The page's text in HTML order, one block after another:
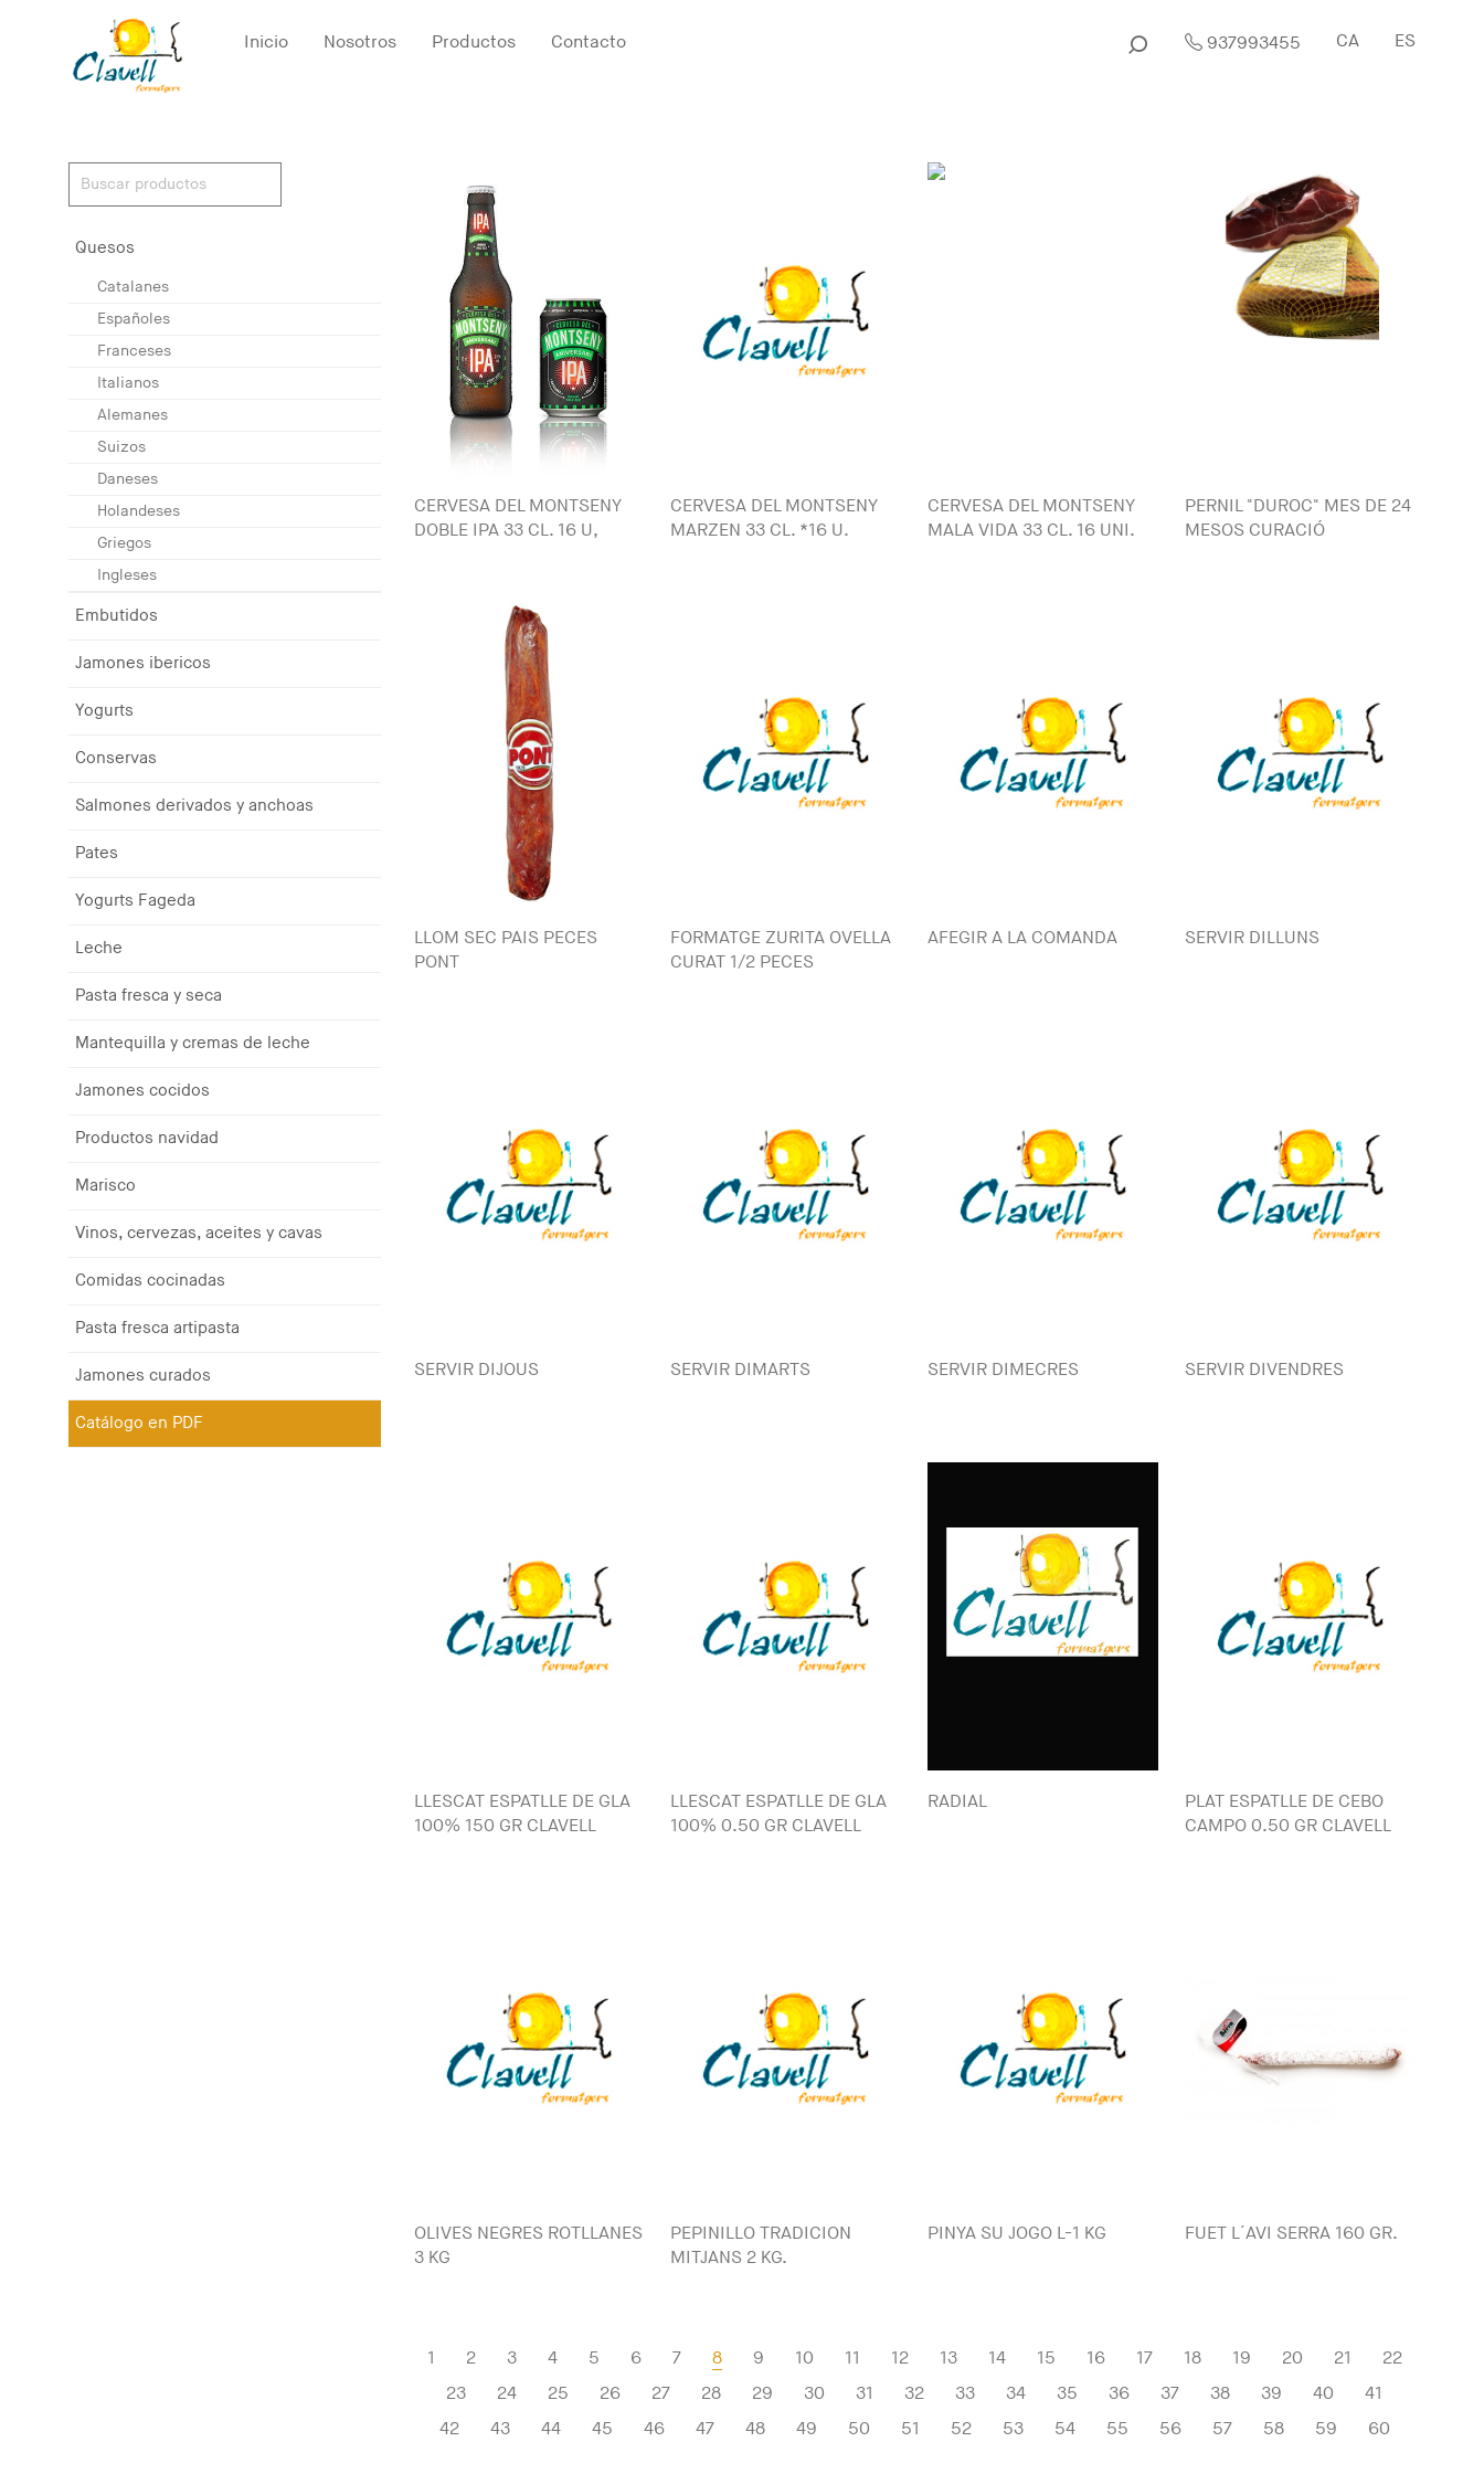
Inicio Nosotros Productos Contacto 937993455 CA ES
Quesos
Catalanes
Españoles
Franceses
Italianos
Alemanes
Suizos
Daneses
Holandeses
Griegos
Ingleses
Embutidos
Jamones ibericos
Yogurts
Conservas
Salmones derivados y anchoas
Pates
Yogurts Fageda
Leche
Pasta fresca y seca
Mantequilla y cremas de leche
Jamones cocidos
Productos navidad
Marisco
Vinos, cervezas, aceites y cavas
Comidas cocinadas
Pasta fresca artipasta
Jamones curados
Catálogo en PDF
CERVESA DEL MONTSENY
DOBLE IPA 33 CL. 16 U,
CERVESA DEL MONTSENY
MARZEN 33 CL. *16 U.
CERVESA DEL MONTSENY
MALA VIDA 33 CL. 16 UNI.
PERNIL "DUROC" MES DE 24
MESOS CURACIÓ
LLOM SEC PAIS PECES
PONT
FORMATGE ZURITA OVELLA
CURAT 1/2 PECES
AFEGIR A LA COMANDA SERVIR DILLUNS
SERVIR DIJOUS SERVIR DIMARTS SERVIR DIMECRES SERVIR DIVENDRES
LLESCAT ESPATLLE DE GLA
100% 150 GR CLAVELL
LLESCAT ESPATLLE DE GLA
100% 0.50 GR CLAVELL
RADIAL
PLAT ESPATLLE DE CEBO
CAMPO 0.50 GR CLAVELL
OLIVES NEGRES ROTLLANES
3 KG
PEPINILLO TRADICION
MITJANS 2 KG.
PINYA SU JOGO L-1 KG FUET L´AVI SERRA 160 GR.
1 2 3 4 5 6 7 8 9 10 11 12 13 14 15 16 17 18 19 20 21
22
23
24 25 26 27 28 29 30 31 32 33 34 35 36 37 38 39 40
41
42
43 44 45 46 47 48 49 50 51 52 53 54 55 56 57 58 59 60